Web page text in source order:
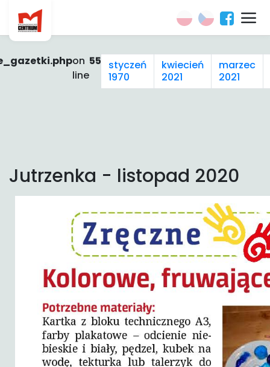
on
line
55
styczeń
1970
kwiecień
2021
marzec
2021
Jutrzenka - listopad 2020